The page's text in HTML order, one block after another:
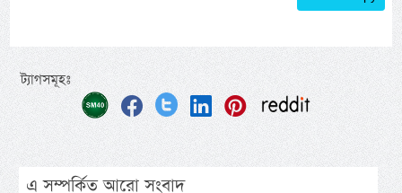
ট্যাগসমূহঃ
এ সম্পর্কিত আরো সংবাদ